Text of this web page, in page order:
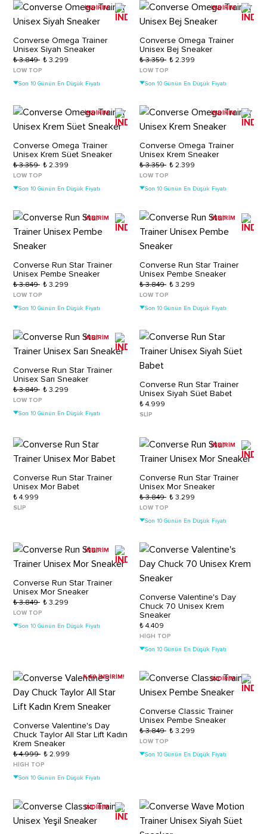
İNDİRİM
Converse Omega Trainer
Unisex Siyah Sneaker
₺ 3.849 ₺ 3.299
LOW TOP
Son 10 Günün En Düşük Fiyatı
İNDİRİM
Converse Omega Trainer
Unisex Bej Sneaker
₺ 3.359 ₺ 2.399
LOW TOP
Son 10 Günün En Düşük Fiyatı
İNDİRİM
Converse Omega Trainer
Unisex Krem Süet Sneaker
₺ 3.359 ₺ 2.399
LOW TOP
Son 10 Günün En Düşük Fiyatı
İNDİRİM
Converse Omega Trainer
Unisex Krem Sneaker
₺ 3.359 ₺ 2.399
LOW TOP
Son 10 Günün En Düşük Fiyatı
İNDİRİM
Converse Run Star Trainer
Unisex Pembe Sneaker
₺ 3.849 ₺ 3.299
LOW TOP
Son 10 Günün En Düşük Fiyatı
İNDİRİM
Converse Run Star Trainer
Unisex Pembe Sneaker
₺ 3.849 ₺ 3.299
LOW TOP
Son 10 Günün En Düşük Fiyatı
İNDİRİM
Converse Run Star Trainer
Unisex Sarı Sneaker
₺ 3.849 ₺ 3.299
LOW TOP
Son 10 Günün En Düşük Fiyatı
Converse Run Star Trainer
Unisex Siyah Süet Babet
₺ 4.999
SLIP
Converse Run Star Trainer
Unisex Mor Babet
₺ 4.999
SLIP
İNDİRİM
Converse Run Star Trainer
Unisex Mor Sneaker
₺ 3.849 ₺ 3.299
LOW TOP
Son 10 Günün En Düşük Fiyatı
İNDİRİM
Converse Run Star Trainer
Unisex Mor Sneaker
₺ 3.849 ₺ 3.299
LOW TOP
Son 10 Günün En Düşük Fiyatı
Converse Valentine's Day
Chuck 70 Unisex Krem
Sneaker
₺ 4.409
HIGH TOP
Son 10 Günün En Düşük Fiyatı
%40 İNDİRİM!
Converse Valentine's Day
Chuck Taylor All Star Lift Kadın
Krem Sneaker
₺ 4.999 ₺ 2.999
HIGH TOP
Son 10 Günün En Düşük Fiyatı
İNDİRİM
Converse Classic Trainer
Unisex Pembe Sneaker
₺ 3.849 ₺ 3.299
LOW TOP
Son 10 Günün En Düşük Fiyatı
İNDİRİM